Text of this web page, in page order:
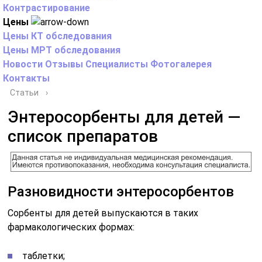
Контрастирование
Цены
Цены КТ обследования
Цены МРТ обследования
Новости Отзывы Специалисты Фотогалерея
Контакты
Статьи ›
Энтеросорбенты для детей —
список препаратов
Разновидности энтеросорбентов
Сорбенты для детей выпускаются в таких
фармакологических формах:
таблетки;